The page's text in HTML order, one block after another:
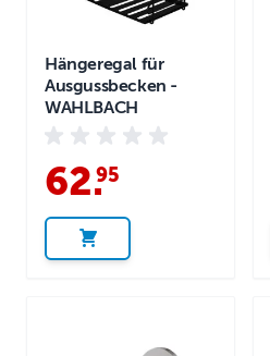
Hängeregal für
Ausgussbecken -
WAHLBACH
62.
95